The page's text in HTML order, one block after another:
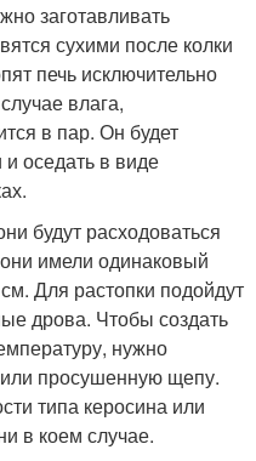
заготавливать
сухими после колки
печь исключительно
влага,
в пар. Он будет
оседать в виде
будут расходоваться
имели одинаковый
Для растопки подойдут
дрова. Чтобы создать
нужно
или просушенную щепу.
типа керосина или
в коем случае.